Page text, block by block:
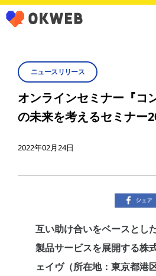
ニュースリリース
オンラインセミナー『コ
の未来を考えるセミナー
2022年02月24日
互い助け合いをベースとし
製品サービスを展開する株
ェイヴ（所在地：東京都港